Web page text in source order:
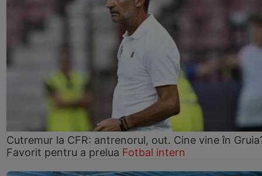
Cutremur la CFR: antrenorul, out. Cine vine în
Favorit pentru a prelua Fotbal intern